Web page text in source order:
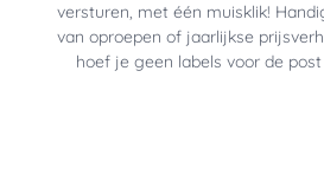
versturen, met één muisklik!
van oproepen of jaarlijkse
hoef je geen labels voor de